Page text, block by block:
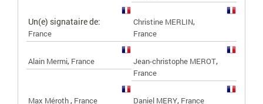
Un(e) signataire de:
France
Christine MERLIN,
France
Alain Mermi, France Jean-christophe MEROT,
France
Max Méroth, France Daniel MERY, France